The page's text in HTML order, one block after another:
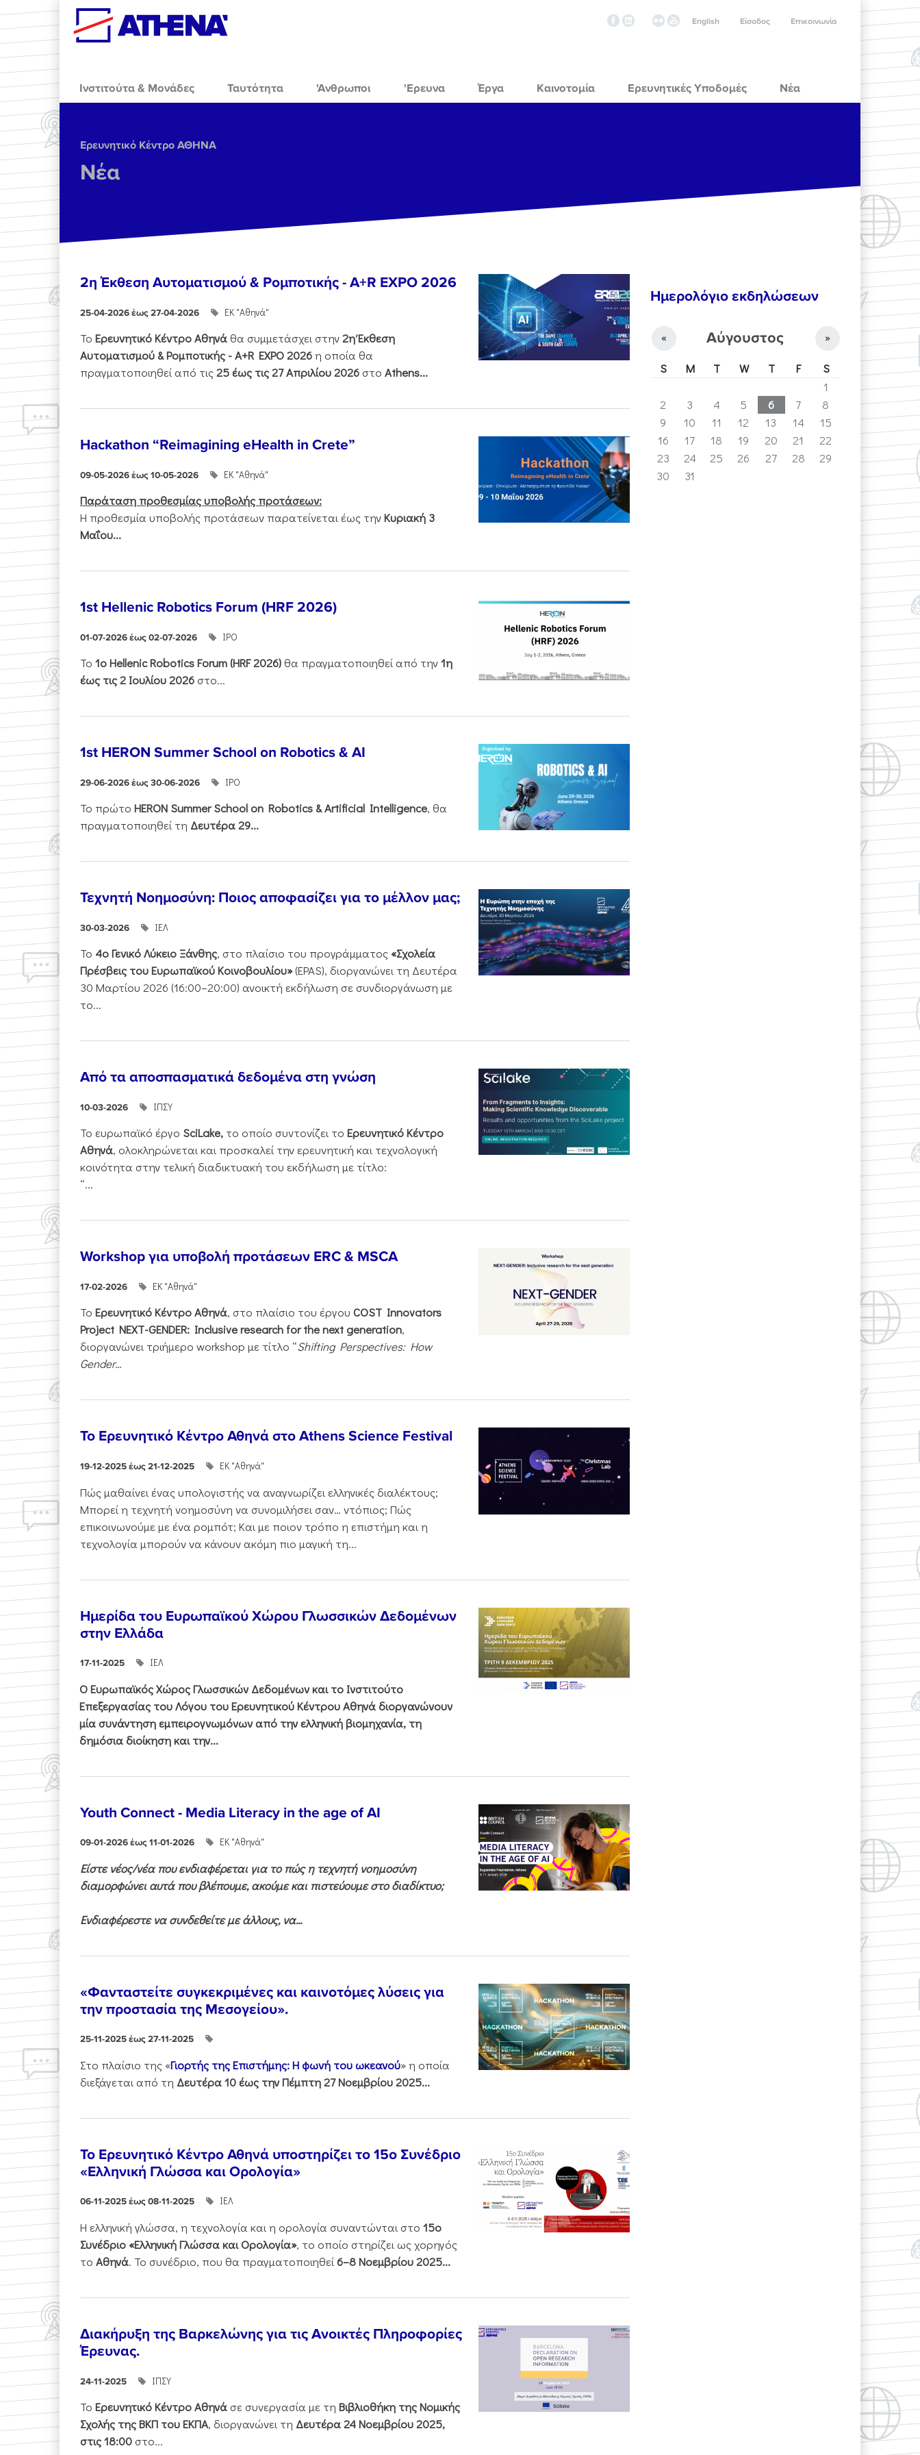
Skip to main content
Επικοινωνία
Είσοδος
English
Ινστιτούτα & Μονάδες Ταυτότητα 'Ανθρωποι 'Ερευνα Έργα Καινοτομία Ερευνητικές Υποδομές Νέα
Ερευνητικό Κέντρο ΑΘΗΝΑ
Νέα
2η Έκθεση Αυτοματισμού & Ρομποτικής - A+R EXPO 2026
25-04-2026 έως 27-04-2026 ΕΚ "Αθηνά"
Το Ερευνητικό Κέντρο Αθηνάθα συμμετάσχει στην2η Έκθεση
Αυτοματισμού & Ρομποτικής - Α+R EXPO 2026η οποία θα
πραγματοποιηθεί από τις25 έως τις 27 Απριλίου 2026 στο Athens...
Hackathon “Reimagining eHealth in Crete”
09-05-2026 έως 10-05-2026 ΕΚ "Αθηνά"
Παράταση προθεσμίας υποβολής προτάσεων:
Η προθεσμία υποβολής προτάσεων παρατείνεται έως τηνΚυριακή 3
Μαΐου...
1st Hellenic Robotics Forum (HRF 2026)
01-07-2026 έως 02-07-2026 ΙΡΟ
Το 1οHellenicRoboticsForum(HRF2026)θα πραγματοποιηθεί από την1η
έως τις 2 Ιουλίου 2026 στο...
1st HERON Summer School on Robotics & AI
29-06-2026 έως 30-06-2026 ΙΡΟ
Το πρώτο HERON SummerSchoolon Robotics &Artificial Intelligence, θα
πραγματοποιηθεί τη Δευτέρα 29...
Τεχνητή Νοημοσύνη: Ποιος αποφασίζει για το μέλλον μας;
30-03-2026 ΙΕΛ
Το 4ο Γενικό Λύκειο Ξάνθης, στο πλαίσιο του προγράμματος«Σχολεία
Πρέσβεις του Ευρωπαϊκού Κοινοβουλίου»(EPAS), διοργανώνει τη Δευτέρα
30 Μαρτίου 2026 (16:00–20:00) ανοικτή εκδήλωση σε συνδιοργάνωση με
το...
Από τα αποσπασματικά δεδομένα στη γνώση
10-03-2026 ΙΠΣΥ
Το ευρωπαϊκό έργο SciLake, το οποίο συντονίζει το Ερευνητικό Κέντρο
Αθηνά, ολοκληρώνεται και προσκαλεί την ερευνητική και τεχνολογική
κοινότητα στην τελική διαδικτυακή του εκδήλωση με τίτλο:
“...
Workshop για υποβολή προτάσεων ERC & MSCA
17-02-2026 ΕΚ "Αθηνά"
Το Ερευνητικό Κέντρο Αθηνά, στο πλαίσιο του έργου COST Innovators
Project NEXT-GENDER: Inclusive research for the next generation,
διοργανώνει τριήμερο workshop με τίτλο “Shifting Perspectives: How
Gender...
Το Ερευνητικό Κέντρο Αθηνά στο Athens Science Festival
19-12-2025 έως 21-12-2025 ΕΚ "Αθηνά"
Πώς μαθαίνει ένας υπολογιστής να αναγνωρίζει ελληνικές διαλέκτους;
Μπορεί η τεχνητή νοημοσύνη να συνομιλήσει σαν… ντόπιος; Πώς
επικοινωνούμε με ένα ρομπότ; Και με ποιον τρόπο η επιστήμη και η
τεχνολογία μπορούν να κάνουν ακόμη πιο μαγική τη...
Ημερίδα του Ευρωπαϊκού Χώρου Γλωσσικών Δεδομένων
στην Ελλάδα
17-11-2025 ΙΕΛ
Ο Ευρωπαϊκός Χώρος Γλωσσικών Δεδομένων και το Ινστιτούτο
Επεξεργασίας του Λόγου του Ερευνητικού Κέντρου Αθηνά διοργανώνουν
μία συνάντηση εμπειρογνωμόνων από την ελληνική βιομηχανία, τη
δημόσια διοίκηση και την...
Youth Connect - Media Literacy in the age of AI
09-01-2026 έως 11-01-2026 ΕΚ "Αθηνά"
Είστε νέος/νέα που ενδιαφέρεται για το πώς η τεχνητή νοημοσύνη
διαμορφώνει αυτά που βλέπουμε, ακούμε και πιστεύουμε στο διαδίκτυο;
Ενδιαφέρεστε να συνδεθείτε με άλλους, να...
«Φανταστείτε συγκεκριμένες και καινοτόμες λύσεις για
την προστασία της Μεσογείου».
25-11-2025 έως 27-11-2025
Στo πλαίσιo της «Γιορτής της Επιστήμης: Η φωνή του ωκεανού» η οποία
διεξάγεται από τη Δευτέρα 10 έως την Πέμπτη 27 Νοεμβρίου 2025...
Το Ερευνητικό Κέντρο Αθηνά υποστηρίζει το 15ο Συνέδριο
«Ελληνική Γλώσσα και Ορολογία»
06-11-2025 έως 08-11-2025 ΙΕΛ
Η ελληνική γλώσσα, η τεχνολογία και η ορολογία συναντώνται στο 15ο
Συνέδριο «Ελληνική Γλώσσα και Ορολογία», το οποίο στηρίζει ως χορηγός
το Αθηνά. Το συνέδριο, που θα πραγματοποιηθεί 6–8 Νοεμβρίου 2025...
Διακήρυξη της Βαρκελώνης για τις Ανοικτές Πληροφορίες
Έρευνας.
24-11-2025 ΙΠΣΥ
Το Ερευνητικό Κέντρο Αθηνά σε συνεργασία με τη Βιβλιοθήκη της Νομικής
Σχολής της ΒΚΠ του ΕΚΠΑ, διοργανώνει τη Δευτέρα 24 Νοεμβρίου 2025,
στις 18:00 στο...
Ημερολόγιο εκδηλώσεων
Αύγουστος
« »
S M T W T F
S
1
2
3 4 5 6 7
8
9
10 11 12 13 14
15
16
17 18 19 20 21
22
23
24 25 26 27 28
29
30
31